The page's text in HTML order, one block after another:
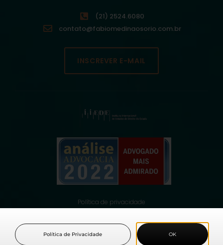
(21) 2524.6080
contato@fabiomedinaosorio.com.br
INSCREVER E-MAIL
Política de privacidade
© 2021 Fabio Medina Osorio, todos os direitos reservados.
OK
Política de Privacidade